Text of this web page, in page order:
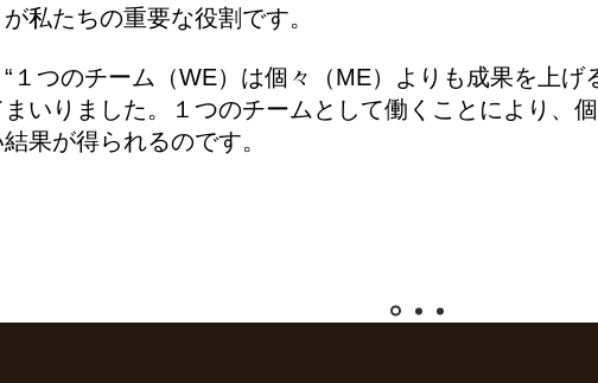
私たちの重要な役割です。
１つのチーム（WE）は個々（ME）よりも成果を上げ
いりました。１つのチームとして働くことにより、
果が得られるのです。